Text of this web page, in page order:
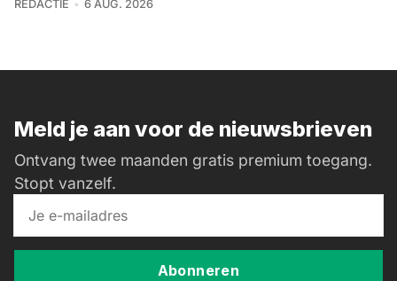
REDACTIE 6 AUG. 2026
Meld je aan voor de nieuwsbrieven
Ontvang twee maanden gratis premium toegang.
Stopt vanzelf.
Abonneren